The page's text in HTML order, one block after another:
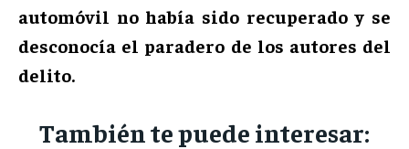
automóvil no había sido recuperado y se
desconocía el paradero de los autores del
delito.
También te puede interesar: